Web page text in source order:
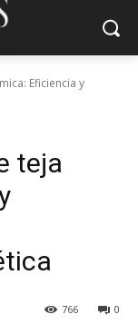
Eficiencia y
teja
0
766